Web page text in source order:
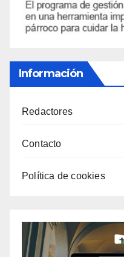
Información
Redactores
Contacto
Política de cookies